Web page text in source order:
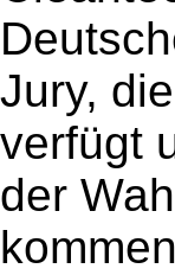
Jury,
verfügt
der